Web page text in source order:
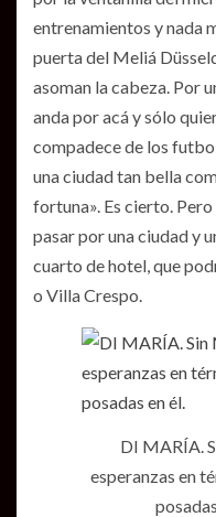
entrenamientos y nada
puerta del Meliá
asoman la cabeza. Por
anda por acá y sólo
compadece de los
una ciudad tan bella
fortuna». Es cierto.
pasar por una ciudad y
cuarto de hotel, que
o Villa Crespo.
DI MARÍA.
esperanzas en